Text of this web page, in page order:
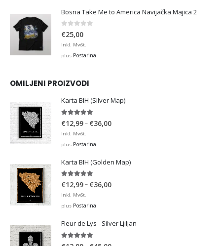
Bosna Take Me to America Navijačka Majica 2
0 out of 5
€25,00
Inkl. MwSt.
plus Postarina
OMILJENI PROIZVODI
Karta BIH (Silver Map)
4.95out of 5
€12,99– €36,00Price
€36,00
Inkl. MwSt.
plus Postarina
Karta BIH (Golden Map)
4.93out of 5
€12,99– €36,00Price
€36,00
Inkl. MwSt.
plus Postarina
Fleur de Lys - Silver Ljiljan
4.88out of 5